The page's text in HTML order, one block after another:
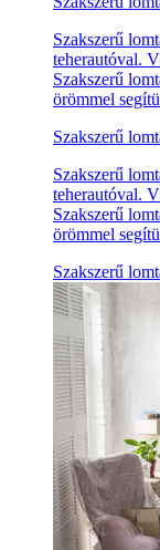
Szakszerű
teherautóval.
Szakszerű
örömmel
Szakszerű
Szakszerű
teherautóval.
Szakszerű
örömmel
Szakszerű